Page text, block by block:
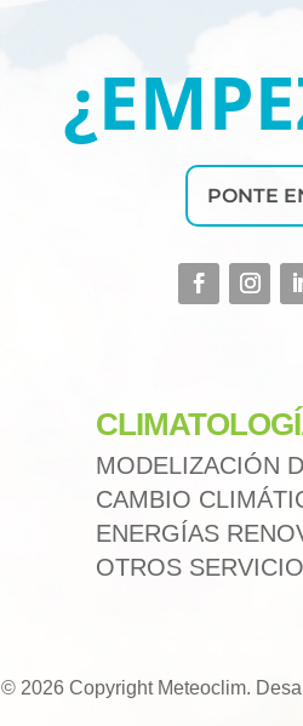
PONTE
MODELIZACIÓN
CAMBIO
ENERGÍAS
OTROS
© 2026 Copyright Meteoclim.